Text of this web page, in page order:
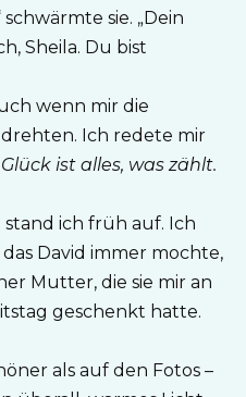
sie. „Dein
Sheila. Du bist
wenn mir die
Ich redete mir
ist alles, was zählt.
ich früh auf. Ich
David immer mochte,
Mutter, die sie mir an
geschenkt hatte.
als auf den Fotos –